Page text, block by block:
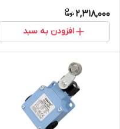
2,318,000
افزودن به سبد